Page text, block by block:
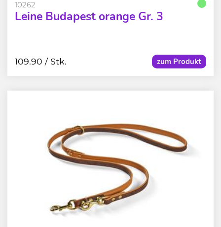
10262
Leine Budapest orange Gr. 3
zum Produkt
109.90 / Stk.